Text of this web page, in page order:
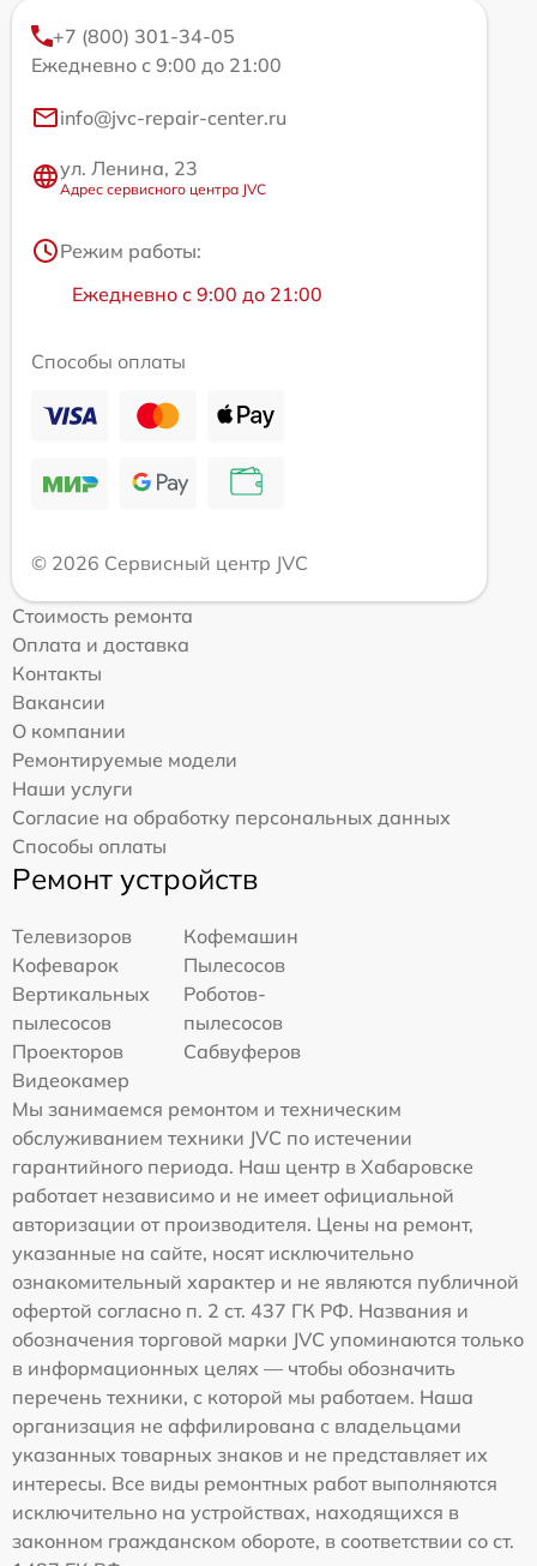
+7 (800) 301-34-05
Ежедневно с 9:00 до 21:00
info@jvc-repair-center.ru
ул. Ленина, 23
Адрес сервисного центра JVC
Режим работы:
Ежедневно с 9:00 до 21:00
Способы оплаты
© 2026 Сервисный центр JVC
Стоимость ремонта
Оплата и доставка
Контакты
Вакансии
О компании
Ремонтируемые модели
Наши услуги
Согласие на обработку персональных данных
Способы оплаты
Ремонт устройств
Телевизоров
Кофемашин
Кофеварок
Пылесосов
Вертикальных
пылесосов
Роботов-
пылесосов
Проекторов
Сабвуферов
Видеокамер
Мы занимаемся ремонтом и техническим
обслуживанием техники JVC по истечении
гарантийного периода. Наш центр в Хабаровске
работает независимо и не имеет официальной
авторизации от производителя. Цены на ремонт,
указанные на сайте, носят исключительно
ознакомительный характер и не являются публичной
офертой согласно п. 2 ст. 437 ГК РФ. Названия и
обозначения торговой марки JVC упоминаются только
в информационных целях — чтобы обозначить
перечень техники, с которой мы работаем. Наша
организация не аффилирована с владельцами
указанных товарных знаков и не представляет их
интересы. Все виды ремонтных работ выполняются
исключительно на устройствах, находящихся в
законном гражданском обороте, в соответствии со ст.